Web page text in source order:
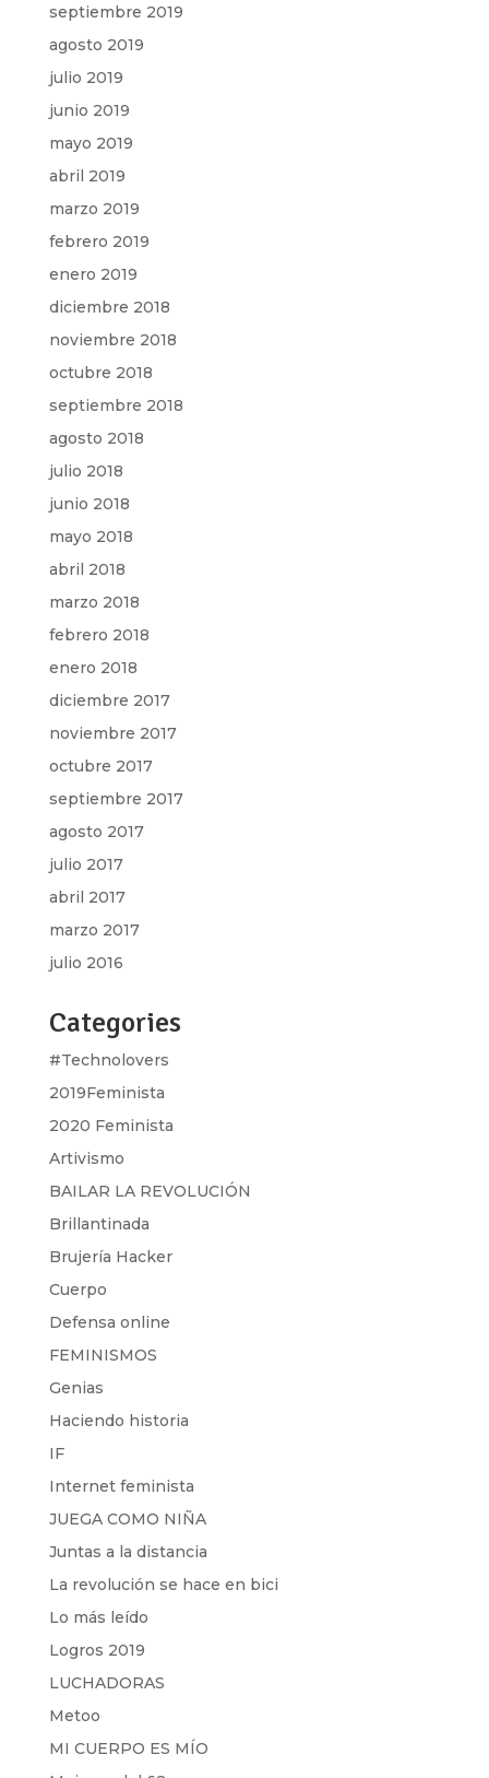
septiembre 2019
agosto 2019
julio 2019
junio 2019
mayo 2019
abril 2019
marzo 2019
febrero 2019
enero 2019
diciembre 2018
noviembre 2018
octubre 2018
septiembre 2018
agosto 2018
julio 2018
junio 2018
mayo 2018
abril 2018
marzo 2018
febrero 2018
enero 2018
diciembre 2017
noviembre 2017
octubre 2017
septiembre 2017
agosto 2017
julio 2017
abril 2017
marzo 2017
julio 2016
Categories
#Technolovers
2019Feminista
2020 Feminista
Artivismo
BAILAR LA REVOLUCIÓN
Brillantinada
Brujería Hacker
Cuerpo
Defensa online
FEMINISMOS
Genias
Haciendo historia
IF
Internet feminista
JUEGA COMO NIÑA
Juntas a la distancia
La revolución se hace en bici
Lo más leído
Logros 2019
LUCHADORAS
Metoo
MI CUERPO ES MÍO